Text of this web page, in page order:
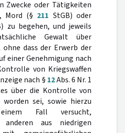
Zwecke oder Tätigkeiten
Mord (§ 211 StGB) oder
zu begehen, und jeweils
Gewalt über
dass der Erwerb der
einer Genehmigung nach
von Kriegswaffen
nach § 12Abs. 6 Nr. 1
über die Kontrolle von
sei, sowie hierzu
Fall versucht,
aus niedrigen